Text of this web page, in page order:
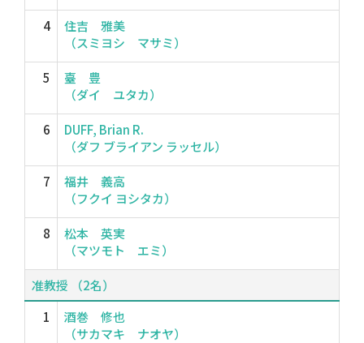
4
住吉 雅美
（スミヨシ マサミ）
5
臺 豊
（ダイ ユタカ）
6
DUFF, Brian R.
（ダフ ブライアン ラッセル）
7
福井 義高
（フクイ ヨシタカ）
8
松本 英実
（マツモト エミ）
准教授 （2名）
1
酒巻 修也
（サカマキ ナオヤ）